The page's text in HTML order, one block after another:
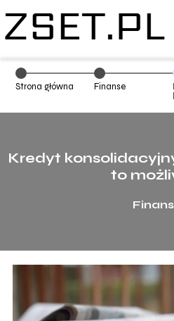
Strona główna Finanse
Kredyt
to